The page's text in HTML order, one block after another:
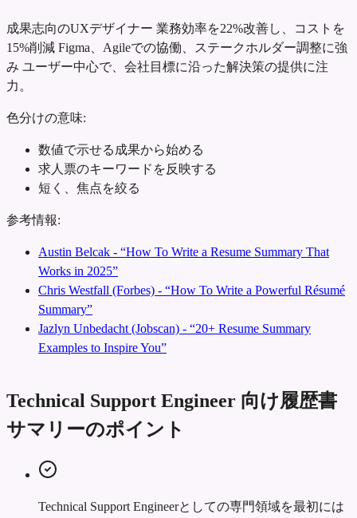
成果志向のUXデザイナー 業務効率を22%改善し、コストを
15%削減 Figma、Agileでの協働、ステークホルダー調整に強
み ユーザー中心で、会社目標に沿った解決策の提供に注
力。
色分けの意味:
数値で示せる成果から始める
求人票のキーワードを反映する
短く、焦点を絞る
参考情報:
Austin Belcak - “How To Write a Resume Summary That
Works in 2025”
Chris Westfall (Forbes) - “How To Write a Powerful Résumé
Summary”
Jazlyn Unbedacht (Jobscan) - “20+ Resume Summary
Examples to Inspire You”
Technical Support Engineer 向け履歴書
サマリーのポイント
Technical Support Engineerとしての専門領域を最初には